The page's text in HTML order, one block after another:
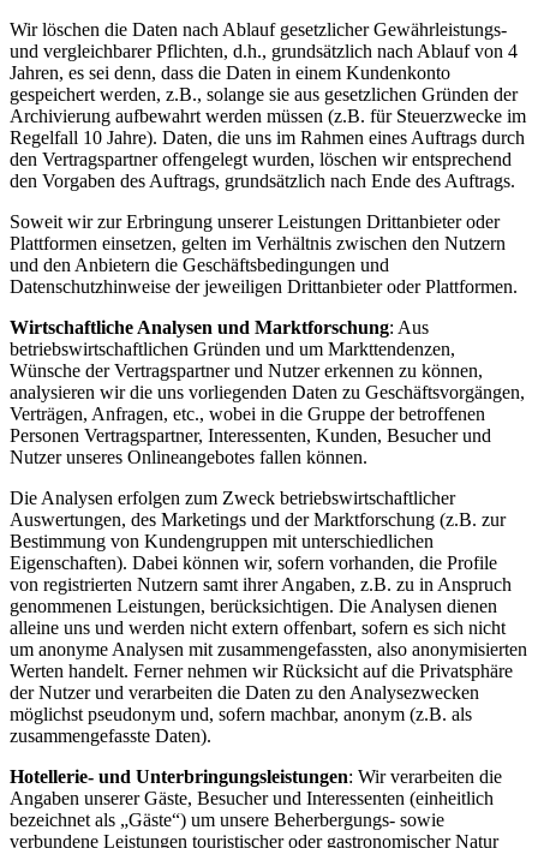
Wir löschen die Daten nach Ablauf gesetzlicher Gewährleistungs-
und vergleichbarer Pflichten, d.h., grundsätzlich nach Ablauf von 4
Jahren, es sei denn, dass die Daten in einem Kundenkonto
gespeichert werden, z.B., solange sie aus gesetzlichen Gründen der
Archivierung aufbewahrt werden müssen (z.B. für Steuerzwecke im
Regelfall 10 Jahre). Daten, die uns im Rahmen eines Auftrags durch
den Vertragspartner offengelegt wurden, löschen wir entsprechend
den Vorgaben des Auftrags, grundsätzlich nach Ende des Auftrags.
Soweit wir zur Erbringung unserer Leistungen Drittanbieter oder
Plattformen einsetzen, gelten im Verhältnis zwischen den Nutzern
und den Anbietern die Geschäftsbedingungen und
Datenschutzhinweise der jeweiligen Drittanbieter oder Plattformen.
Wirtschaftliche Analysen und Marktforschung: Aus
betriebswirtschaftlichen Gründen und um Markttendenzen,
Wünsche der Vertragspartner und Nutzer erkennen zu können,
analysieren wir die uns vorliegenden Daten zu Geschäftsvorgängen,
Verträgen, Anfragen, etc., wobei in die Gruppe der betroffenen
Personen Vertragspartner, Interessenten, Kunden, Besucher und
Nutzer unseres Onlineangebotes fallen können.
Die Analysen erfolgen zum Zweck betriebswirtschaftlicher
Auswertungen, des Marketings und der Marktforschung (z.B. zur
Bestimmung von Kundengruppen mit unterschiedlichen
Eigenschaften). Dabei können wir, sofern vorhanden, die Profile
von registrierten Nutzern samt ihrer Angaben, z.B. zu in Anspruch
genommenen Leistungen, berücksichtigen. Die Analysen dienen
alleine uns und werden nicht extern offenbart, sofern es sich nicht
um anonyme Analysen mit zusammengefassten, also anonymisierten
Werten handelt. Ferner nehmen wir Rücksicht auf die Privatsphäre
der Nutzer und verarbeiten die Daten zu den Analysezwecken
möglichst pseudonym und, sofern machbar, anonym (z.B. als
zusammengefasste Daten).
Hotellerie- und Unterbringungsleistungen: Wir verarbeiten die
Angaben unserer Gäste, Besucher und Interessenten (einheitlich
bezeichnet als „Gäste“) um unsere Beherbergungs- sowie
verbundene Leistungen touristischer oder gastronomischer Natur